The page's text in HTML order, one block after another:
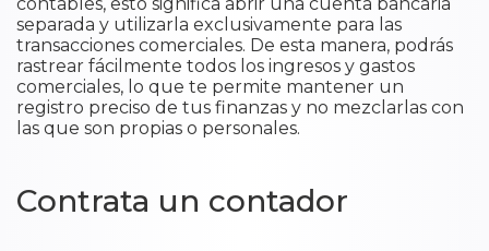
separada y utilizarla exclusivamente para las
transacciones comerciales. De esta manera, podrás
rastrear fácilmente todos los ingresos y gastos
comerciales, lo que te permite mantener un
registro preciso de tus finanzas y no mezclarlas con
las que son propias o personales.
Contrata un contador